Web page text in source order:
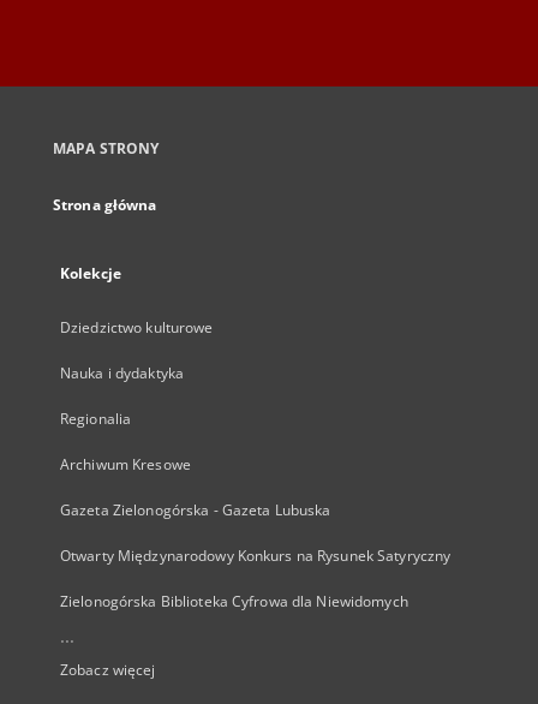
MAPA STRONY
Strona główna
Kolekcje
Dziedzictwo kulturowe
Nauka i dydaktyka
Regionalia
Archiwum Kresowe
Gazeta Zielonogórska - Gazeta Lubuska
Otwarty Międzynarodowy Konkurs na Rysunek Satyryczny
Zielonogórska Biblioteka Cyfrowa dla Niewidomych
...
Zobacz więcej